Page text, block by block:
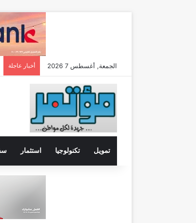
الجمعة, أغسطس 7 2026 أخبار عاجلة
تمويل تكنولوجيا استثمار